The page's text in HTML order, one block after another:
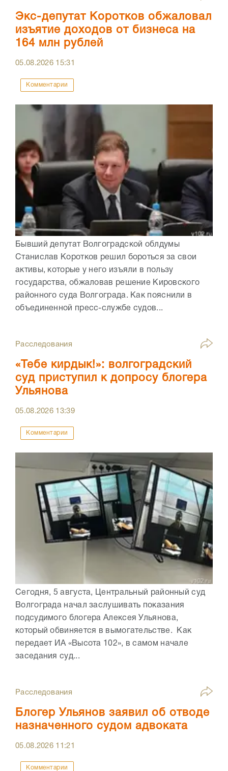
Экс-депутат Коротков обжаловал
изъятие доходов от бизнеса на
164 млн рублей
05.08.2026 15:31
Комментарии
Бывший депутат Волгоградской облдумы
Станислав Коротков решил бороться за свои
активы, которые у него изъяли в пользу
государства, обжаловав решение Кировского
районного суда Волгограда. Как пояснили в
объединенной пресс-службе судов...
Расследования
«Тебе кирдык!»: волгоградский
суд приступил к допросу блогера
Ульянова
05.08.2026 13:39
Комментарии
Сегодня, 5 августа, Центральный районный суд
Волгограда начал заслушивать показания
подсудимого блогера Алексея Ульянова,
который обвиняется в вымогательстве. Как
передает ИА «Высота 102», в самом начале
заседания суд...
Расследования
Блогер Ульянов заявил об отводе
назначенного судом адвоката
05.08.2026 11:21
Комментарии